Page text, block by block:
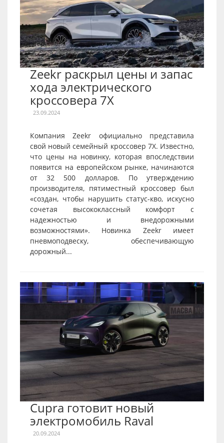
Zeekr раскрыл цены и запас
хода электрического
кроссовера 7X
23.09.2024
Компания Zeekr официально представила
свой новый семейный кроссовер 7X. Известно,
что цены на новинку, которая впоследствии
появится на европейском рынке, начинаются
от 32 500 долларов. По утверждению
производителя, пятиместный кроссовер был
«создан, чтобы нарушить статус-кво, искусно
сочетая высококлассный комфорт с
надежностью и внедорожными
возможностями». Новинка Zeekr имеет
пневмоподвеску, обеспечивающую
дорожный...
Cupra готовит новый
электромобиль Raval
20.09.2024